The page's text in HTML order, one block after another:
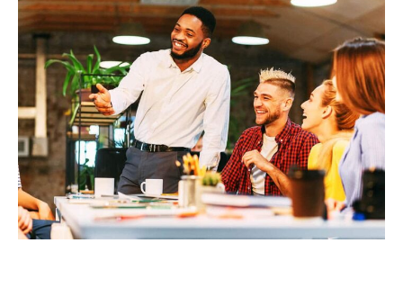
SUBSCRIBE
Welcome to Liberty Case
We have a curated list of the most noteworthy news from all
across the globe. With any subscription plan, you get access
toexclusive articles that let you stay ahead of the curve.
Your Profile
NEWS LIFESTYLE PUBLIC OPINION